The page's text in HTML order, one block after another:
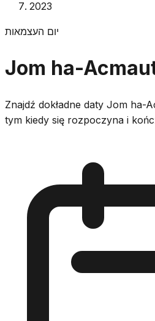
2023
יום העצמאות
Jom ha-
Znajdź dokładne daty Jom ha-
tym kiedy się rozpoczyna i